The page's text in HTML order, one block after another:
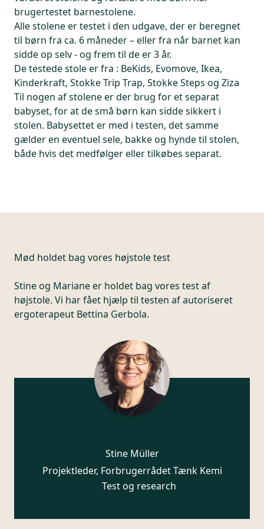
brugertestet barnestolene.
Alle stolene er testet i den udgave, der er beregnet
til børn fra ca. 6 måneder – eller fra når barnet kan
sidde op selv - og frem til de er 3 år.
De testede stole er fra : BeKids, Evomove, Ikea,
Kinderkraft, Stokke Trip Trap, Stokke Steps og Ziza
Til nogen af stolene er der brug for et separat
babyset, for at de små børn kan sidde sikkert i
stolen. Babysettet er med i testen, det samme
gælder en eventuel sele, bakke og hynde til stolen,
både hvis det medfølger eller tilkøbes separat.
Mød holdet bag vores højstole test
Stine og Mariane er holdet bag vores test af
højstole. Vi har fået hjælp til testen af autoriseret
ergoterapeut Bettina Gerbola.
Stine Müller
Projektleder, Forbrugerrådet Tænk Kemi
Test og research